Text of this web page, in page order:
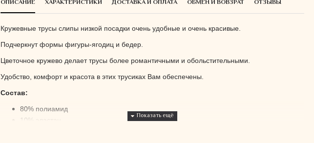
ОПИСАНИЕ ХАРАКТЕРИСТИКИ ДОСТАВКА И ОПЛАТА ОБМЕН И ВОВЗРАТ ОТЗЫВЫ
Кружевные трусы слипы низкой посадки очень удобные и очень красивые.
Подчеркнут формы фигуры-ягодиц и бедер.
Цветочное кружево делает трусы более романтичными и обольстительными.
Удобство, комфорт и красота в этих трусиках Вам обеспечены.
Состав:
80% полиамид
10% эластан